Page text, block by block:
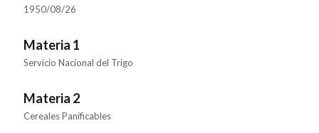
1950/08/26
Materia 1
Servicio Nacional del Trigo
Materia 2
Cereales Panificables